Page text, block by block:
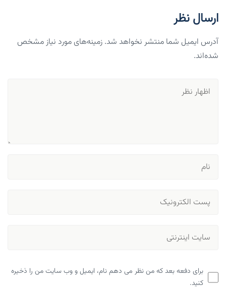
ارسال نظر
آدرس ایمیل شما منتشر نخواهد شد. زمینه‌های مورد نیاز مشخص
شده‌اند.
برای دفعه بعد که من نظر می دهم نام، ایمیل و وب سایت من را ذخیره
کنید.